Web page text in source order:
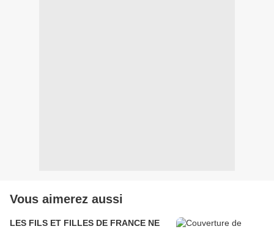
Vous aimerez aussi
LES FILS ET FILLES DE FRANCE NE